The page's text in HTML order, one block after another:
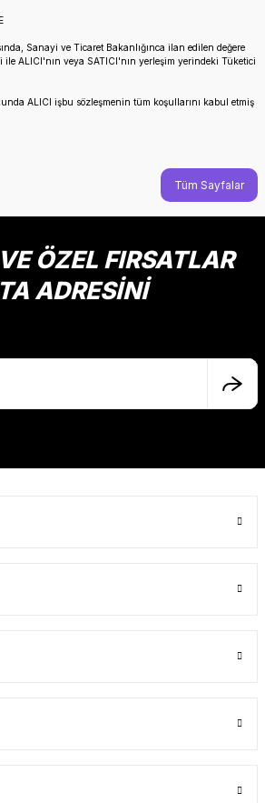
Sanayi ve Ticaret Bakanlığınca ilan edilen değere
ile ALICI'nın veya SATICI'nın yerleşim yerindeki Tüketici
ALICI işbu sözleşmenin tüm koşullarını kabul etmiş
Tüm Sayfalar
ÖZEL FIRSATLAR
ADRESİNİ